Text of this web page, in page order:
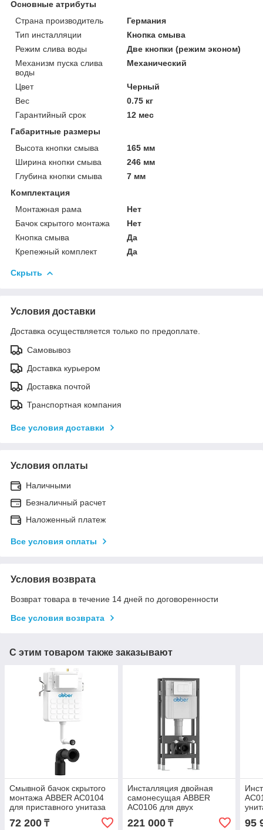
Основные атрибуты
Страна производитель
Германия
Тип инсталляции
Кнопка смыва
Режим слива воды
Две кнопки (режим эконом)
Механизм пуска слива
воды
Механический
Цвет
Черный
Вес
0.75 кг
Гарантийный срок
12 мес
Габаритные размеры
Высота кнопки смыва
165 мм
Ширина кнопки смыва
246 мм
Глубина кнопки смыва
7 мм
Комплектация
Монтажная рама
Нет
Бачок скрытого монтажа
Нет
Кнопка смыва
Да
Крепежный комплект
Да
Скрыть
Условия доставки
Доставка осуществляется только по предоплате.
Самовывоз
Доставка курьером
Доставка почтой
Транспортная компания
Все условия доставки
Условия оплаты
Наличными
Безналичный расчет
Наложенный платеж
Все условия оплаты
Условия возврата
Возврат товара в течение 14 дней по договоренности
Все условия возврата
С этим товаром также заказывают
Смывной бачок скрытого
монтажа ABBER AC0104
для приставного унитаза
72 200 ₸
Инсталляция двойная
самонесущая ABBER
AC0106 для двух
подвесных унитазов
221 000₸ 95